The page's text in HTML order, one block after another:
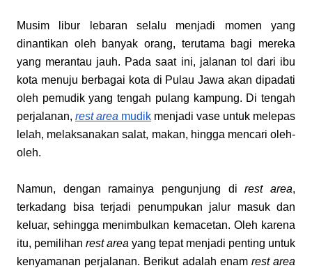
Musim libur lebaran selalu menjadi momen yang
dinantikan oleh banyak orang, terutama bagi mereka
yang merantau jauh. Pada saat ini, jalanan tol dari ibu
kota menuju berbagai kota di Pulau Jawa akan dipadati
oleh pemudik yang tengah pulang kampung. Di tengah
perjalanan, rest area mudik menjadi vase untuk melepas
lelah, melaksanakan salat, makan, hingga mencari oleh-
oleh.
Namun, dengan ramainya pengunjung di rest area,
terkadang bisa terjadi penumpukan jalur masuk dan
keluar, sehingga menimbulkan kemacetan. Oleh karena
itu, pemilihan rest area yang tepat menjadi penting untuk
kenyamanan perjalanan. Berikut adalah enam rest area